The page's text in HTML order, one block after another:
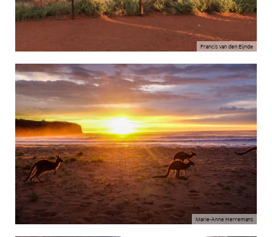
Francis van den Eijnde
Marie-Anne Herremans